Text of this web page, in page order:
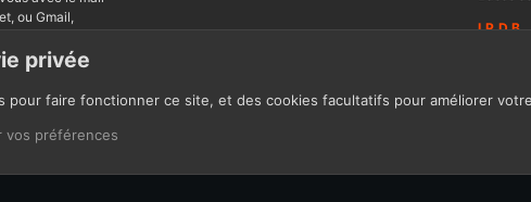
ou Gmail,
I.P.D.B
privée
pour faire fonctionner ce site, et des cookies facultatifs pour améliorer
vos préférences